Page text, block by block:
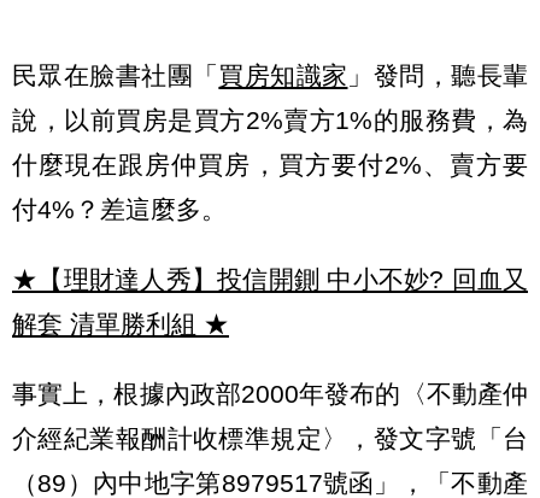
民眾在臉書社團「 買房知識家 」發問，聽長輩
說，以前買房是買方2%賣方1%的服務費，為
什麼現在跟房仲買房，買方要付2%、賣方要
付4%？差這麼多。
★【理財達人秀】投信開鍘 中小不妙? 回血又
解套 清單勝利組 ★
事實上，根據內政部2000年發布的〈不動產仲
介經紀業報酬計收標準規定〉，發文字號「台
（89）內中地字第8979517號函」，「不動產